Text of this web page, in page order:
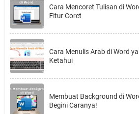
Cara Mencoret Tulisan di
Fitur Coret
Cara Menulis Arab di Word
Ketahui
Membuat Background di
Begini Caranya!